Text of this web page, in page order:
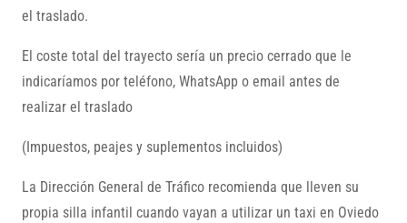
el traslado.
El coste total del trayecto sería un precio cerrado que le
indicaríamos por teléfono, WhatsApp o email antes de
realizar el traslado
(Impuestos, peajes y suplementos incluidos)
La Dirección General de Tráfico recomienda que lleven su
propia silla infantil cuando vayan a utilizar un taxi en Oviedo